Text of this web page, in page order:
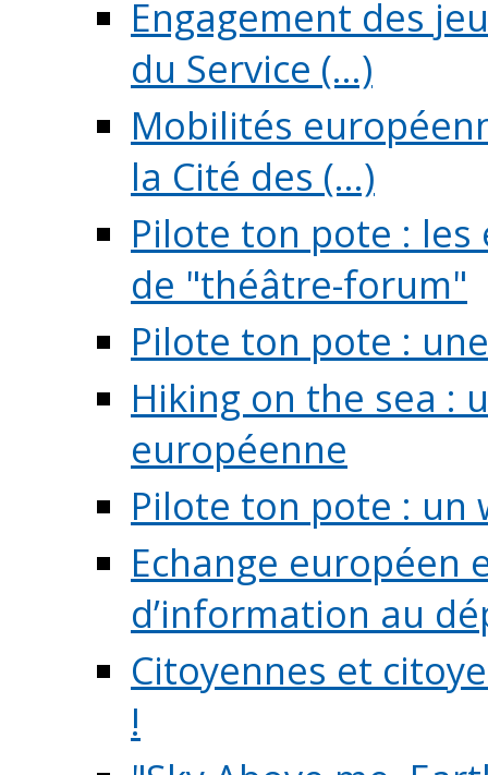
Engagement des
du Service (...)
Mobilités
la Cité des (...)
Pilote ton pote :
de "théâtre-forum"
Pilote ton pote :
Hiking on the sea :
européenne
Pilote ton pote : un
Echange européen
d’information au
Citoyennes et
!